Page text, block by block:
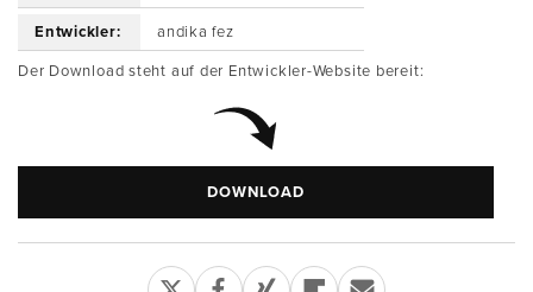
Entwickler: andika fez
Der Download steht auf der Entwickler-Website bereit:
DOWNLOAD